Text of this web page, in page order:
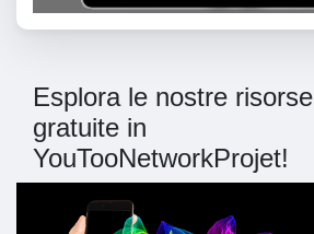
Esplora le nostre risorse
gratuite in
YouTooNetworkProjet!